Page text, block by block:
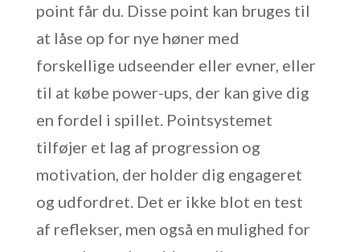
point får du. Disse point kan bruges til
at låse op for nye høner med
forskellige udseender eller evner, eller
til at købe power-ups, der kan give dig
en fordel i spillet. Pointsystemet
tilføjer et lag af progression og
motivation, der holder dig engageret
og udfordret. Det er ikke blot en test
af reflekser, men også en mulighed for